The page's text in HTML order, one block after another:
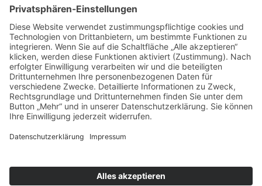
RESIDENTIAL ARCHITECTURE
CORPORATE ARCHITECTURE
PUBLIC + SOCIAL ARCHITECTURE
TICKETVERKAUF
STÄDTEBAU
INTERIOR DESIGN
BAUEN IM BESTAND
LANDSCAPE ARCHITECTURE
ÖKOLOGISCHES BAUEN
BAUEN DER ZUKUNFT!
YOUNG TALENT AWARD
Am Altenheimer Yachthafen 1, 77743 Neuried